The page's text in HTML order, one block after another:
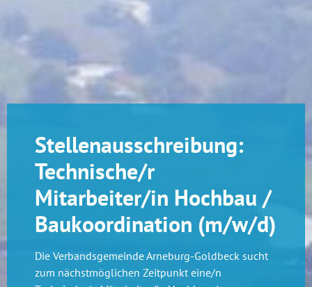
Stellenausschreibung:
Technische/r
Mitarbeiter/in Hochbau /
Baukoordination (m/w/d)
Die Verbandsgemeinde Arneburg-Goldbeck sucht
zum nächstmöglichen Zeitpunkt eine/n